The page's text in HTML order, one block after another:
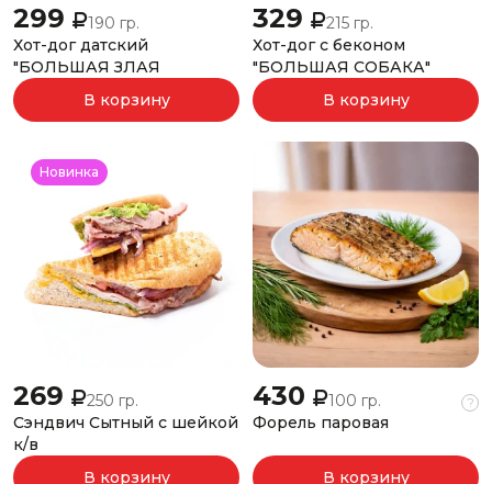
299
190 гр.
Хот-дог датский
"БОЛЬШАЯ ЗЛАЯ
СОБАКА"
В корзину
329
215 гр.
Хот-дог с беконом
"БОЛЬШАЯ СОБАКА"
В корзину
Новинка
269
250 гр.
Сэндвич Сытный с шейкой
к/в
В корзину
430 100 гр. ?
Форель паровая
В корзину